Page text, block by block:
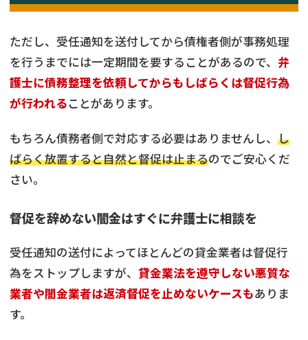
ただし、受任通知を送付してから債権者側が事務処理
を行うまでには一定期間を要することがあるので、 弁
護士に債務整理を依頼してからもしばらくは督促行為
が行われることがあります。
もちろん債務者側で対応する必要はありませんし、 し
ばらく放置すると自然と督促は止まるのでご安心くだ
さい。
督促を辞めない闇金はすぐに弁護士に相談を
受任通知の送付によってほとんどの貸金業者は督促行
為をストップしますが、 貸金業法を遵守しない悪質な
業者や闇金業者は返済督促を止めないケースもありま
す。